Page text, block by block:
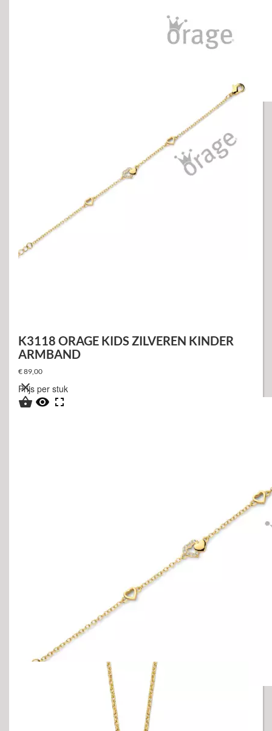
K3118 ORAGE KIDS ZILVEREN KINDER
ARMBAND
€ 89,00
Prijs per stuk
  
